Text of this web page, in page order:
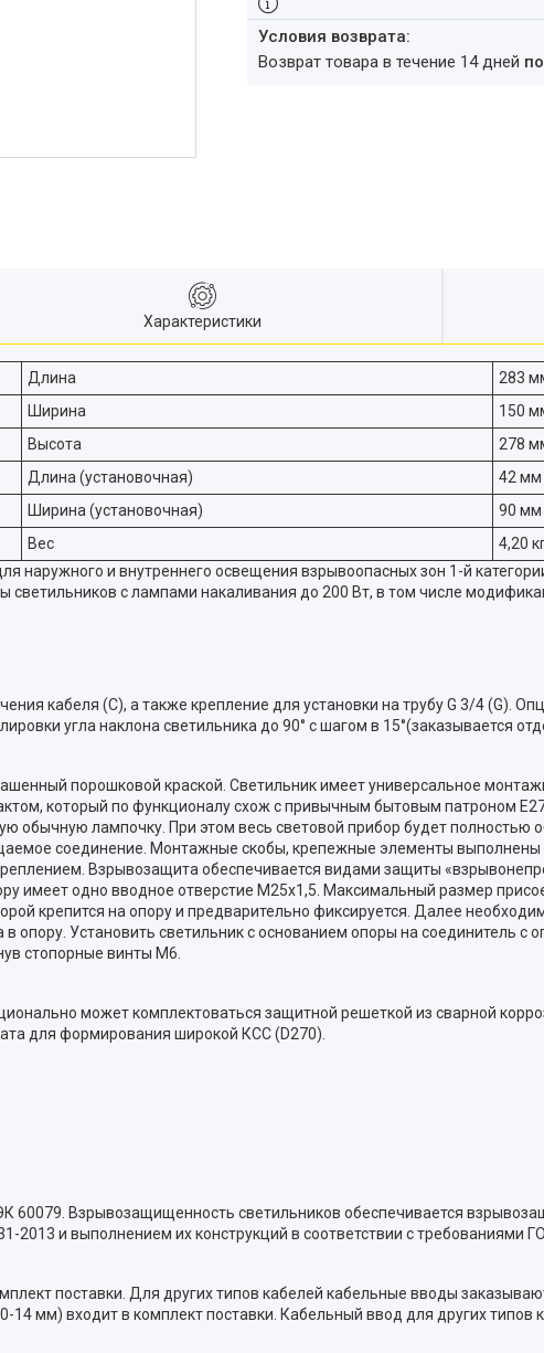
возврат товара в течение 14 дней
Характеристики
Длина
283
Ширина
150
Высота
278
Длина (установочная)
42 мм
Ширина (установочная)
90 мм
Вес
4,20
наружного и внутреннего освещения взрывоопасных зон 1-й
с лампами накаливания до 200 Вт, в том числе
кабеля (C), а также крепление для установки на трубу G 3/4 (G).
угла наклона светильника до 90° с шагом в 15°(заказывается
порошковой краской. Светильник имеет универсальное
который по функционалу схож с привычным бытовым патроном
обычную лампочку. При этом весь световой прибор будет полностью
соединение. Монтажные скобы, крепежные элементы
Взрывозащита обеспечивается видами защиты
имеет одно вводное отверстие М25х1,5. Максимальный размер
крепится на опору и предварительно фиксируется. Далее
опору. Установить светильник с основанием опоры на соединитель с
стопорные винты М6.
может комплектоваться защитной решеткой из сварной
для формирования широкой КСС (D270).
60079. Взрывозащищенность светильников обеспечивается
2013 и выполнением их конструкций в соответствии с требованиями
поставки. Для других типов кабелей кабельные вводы
мм) входит в комплект поставки. Кабельный ввод для других типов